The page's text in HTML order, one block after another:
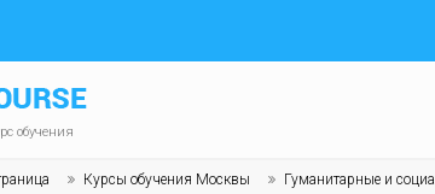
обучения
Курсы обучения Москвы Гуманитарные и